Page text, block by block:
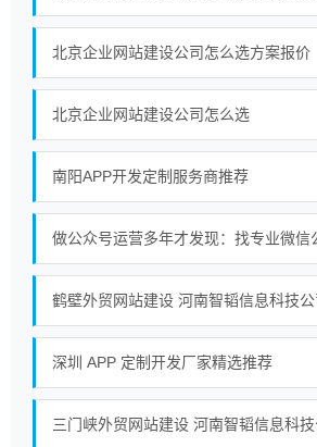
北京企业网站建设公司怎么选方案报价
北京企业网站建设公司怎么选
南阳APP开发定制服务商推荐
鹤壁外贸网站建设 河南智韬信息科技公
深圳 APP 定制开发厂家精选推荐
三门峡外贸网站建设 河南智韬信息科技